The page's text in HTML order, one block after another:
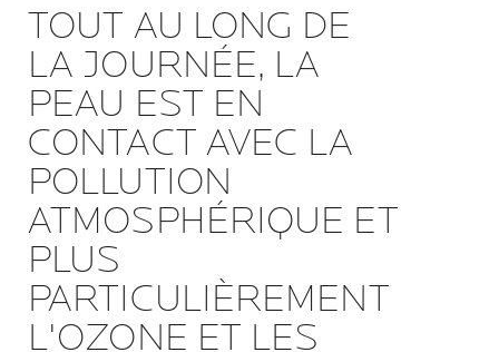
TOUT AU LONG DE
LA JOURNÉE, LA
PEAU EST EN
CONTACT AVEC LA
POLLUTION
ATMOSPHÉRIQUE ET
PLUS
PARTICULIÈREMENT
L'OZONE ET LES